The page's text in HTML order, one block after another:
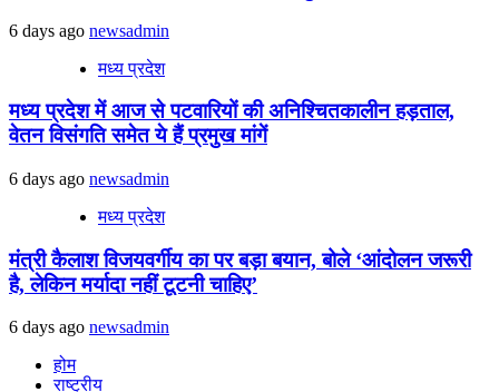
6 days ago newsadmin
मध्य प्रदेश
मध्य प्रदेश में आज से पटवारियों की अनिश्चितकालीन हड़ताल,
वेतन विसंगति समेत ये हैं प्रमुख मांगें
6 days ago newsadmin
मध्य प्रदेश
मंत्री कैलाश विजयवर्गीय का पर बड़ा बयान, बोले ‘आंदोलन जरूरी
है, लेकिन मर्यादा नहीं टूटनी चाहिए’
6 days ago newsadmin
होम
राष्ट्रीय